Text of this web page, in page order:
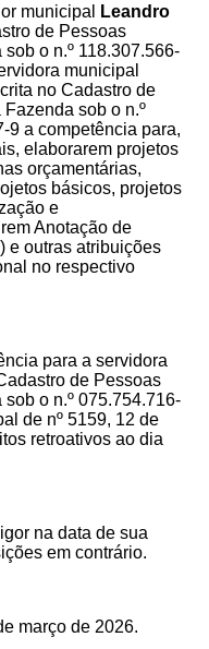
municipal
Leandro
de Pessoas
o n.º 118.307.566-
municipal
no Cadastro de
sob o n.º
9 a competência para,
elaborarem projetos
orçamentárias,
básicos, projetos
e
Anotação de
e outras atribuições
no respectivo
para a servidora
de Pessoas
o n.º 075.754.716-
de nº 5159, 12 de
retroativos ao dia
na data de sua
em contrário.
março de 2026.